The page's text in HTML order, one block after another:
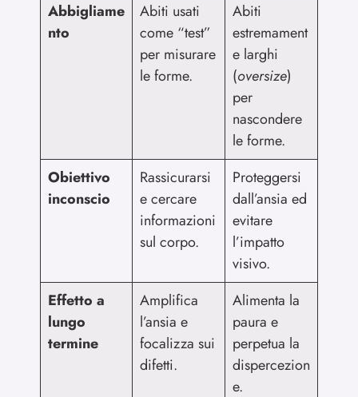
Abbigliame
nto
Abiti usati
come “test”
per misurare
le forme.
Abiti
estremament
e larghi
(oversize)
per
nascondere
le forme.
Obiettivo
inconscio
Rassicurarsi
e cercare
informazioni
sul corpo.
Proteggersi
dall’ansia ed
evitare
l’impatto
visivo.
Effetto a
lungo
termine
Amplifica
l’ansia e
focalizza sui
difetti.
Alimenta la
paura e
perpetua la
dispercezion
e.